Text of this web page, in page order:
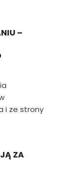
–
i ze strony
ZA